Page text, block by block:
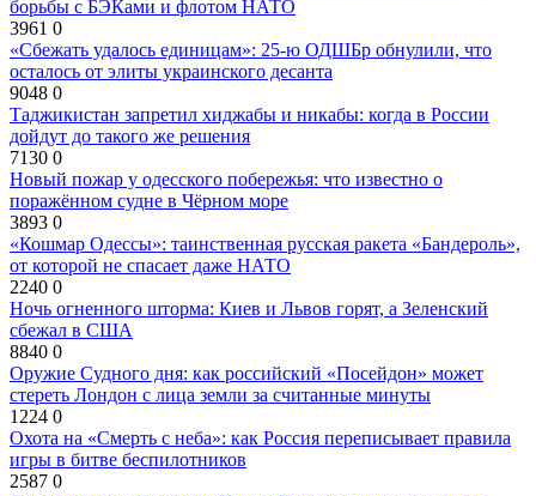
борьбы с БЭКами и флотом НАТО
3961 0
«Сбежать удалось единицам»: 25-ю ОДШБр обнулили, что
осталось от элиты украинского десанта
9048 0
Таджикистан запретил хиджабы и никабы: когда в России
дойдут до такого же решения
7130 0
Новый пожар у одесского побережья: что известно о
поражённом судне в Чёрном море
3893 0
«Кошмар Одессы»: таинственная русская ракета «Бандероль»,
от которой не спасает даже НАТО
2240 0
Ночь огненного шторма: Киев и Львов горят, а Зеленский
сбежал в США
8840 0
Оружие Судного дня: как российский «Посейдон» может
стереть Лондон с лица земли за считанные минуты
1224 0
Охота на «Смерть с неба»: как Россия переписывает правила
игры в битве беспилотников
2587 0